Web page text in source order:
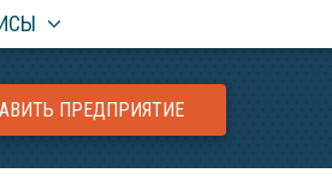
ПРЕДПРИЯТИЕ